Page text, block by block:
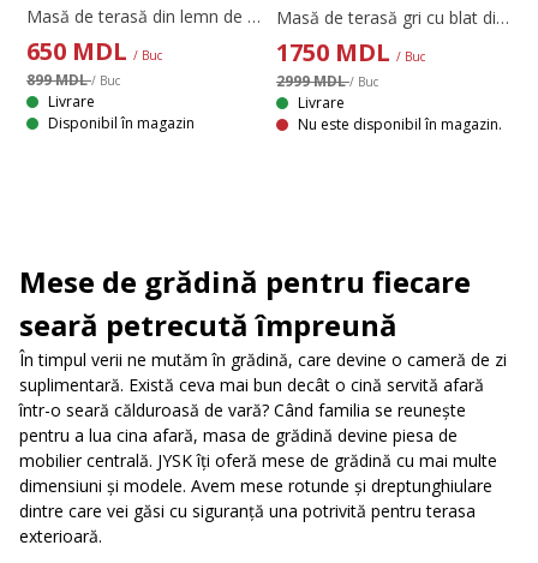
Masă de terasă din lemn de esență tare FSC®, tratat cu ulei. Masa poate fi pliată și depozitată cu ușurință. Lemnul durabil este tratat cu ulei pentru a-l proteja și a-i evidenția culoarea naturală. Se recomandă tratarea regulată a lemnului pentru a-și menține culoarea și a-l proteja de umiditate. 62x62x74 cm
650 MDL / Buc
899 MDL/ Buc
Livrare
Disponibil în magazin
Masă de terasă gri cu blat din ceramică termorezistenta și bază din aluminiu și oțel vopsit cu pulbere. Aluminiul este un material ușor și robust, care nu ruginește. 59x60x71 cm
1750 MDL / Buc
2999 MDL/ Buc
Livrare
Nu este disponibil în magazin.
Mese de grădină pentru fiecare
seară petrecută împreună
În timpul verii ne mutăm în grădină, care devine o cameră de zi
suplimentară. Există ceva mai bun decât o cină servită afară
într-o seară călduroasă de vară? Când familia se reuneşte
pentru a lua cina afară, masa de grădină devine piesa de
mobilier centrală. JYSK îți oferă mese de grădină cu mai multe
dimensiuni şi modele. Avem mese rotunde şi dreptunghiulare
dintre care vei găsi cu siguranţă una potrivită pentru terasa
exterioară.